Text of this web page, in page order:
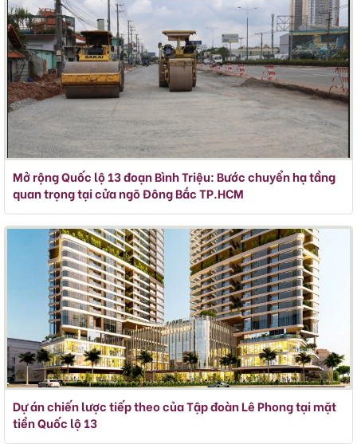
Mở rộng Quốc lộ 13 đoạn Bình Triệu: Bước chuyển hạ tầng
quan trọng tại cửa ngõ Đông Bắc TP.HCM
Dự án chiến lược tiếp theo của Tập đoàn Lê Phong tại mặt
tiền Quốc lộ 13